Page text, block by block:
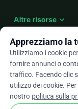
Altre risorse expand_more
It arrow_drop_down
★★★★★4,9 / 5
Apprezziamo la
Utilizziamo i cookie
fornire annunci o
traffico. Facendo clic
utilizzo dei cookie.
nostro politica sulla